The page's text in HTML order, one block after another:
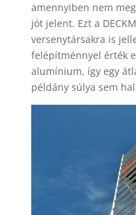
amennyiben nem
jót jelent. Ezt a
versenytársakra is
felépítménnyel érték
alumínium, így egy
példány súlya sem